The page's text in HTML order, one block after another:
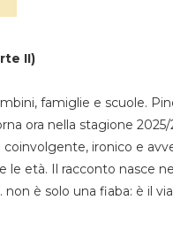
II)
famiglie e scuole.
ora nella stagione 2025/
ironico e
età. Il racconto nasce
non è solo una fiaba: è il